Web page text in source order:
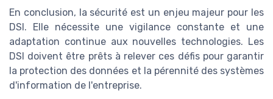
En conclusion, la sécurité est un enjeu majeur pour les
DSI. Elle nécessite une vigilance constante et une
adaptation continue aux nouvelles technologies. Les
DSI doivent être prêts à relever ces défis pour garantir
la protection des données et la pérennité des systèmes
d'information de l'entreprise.